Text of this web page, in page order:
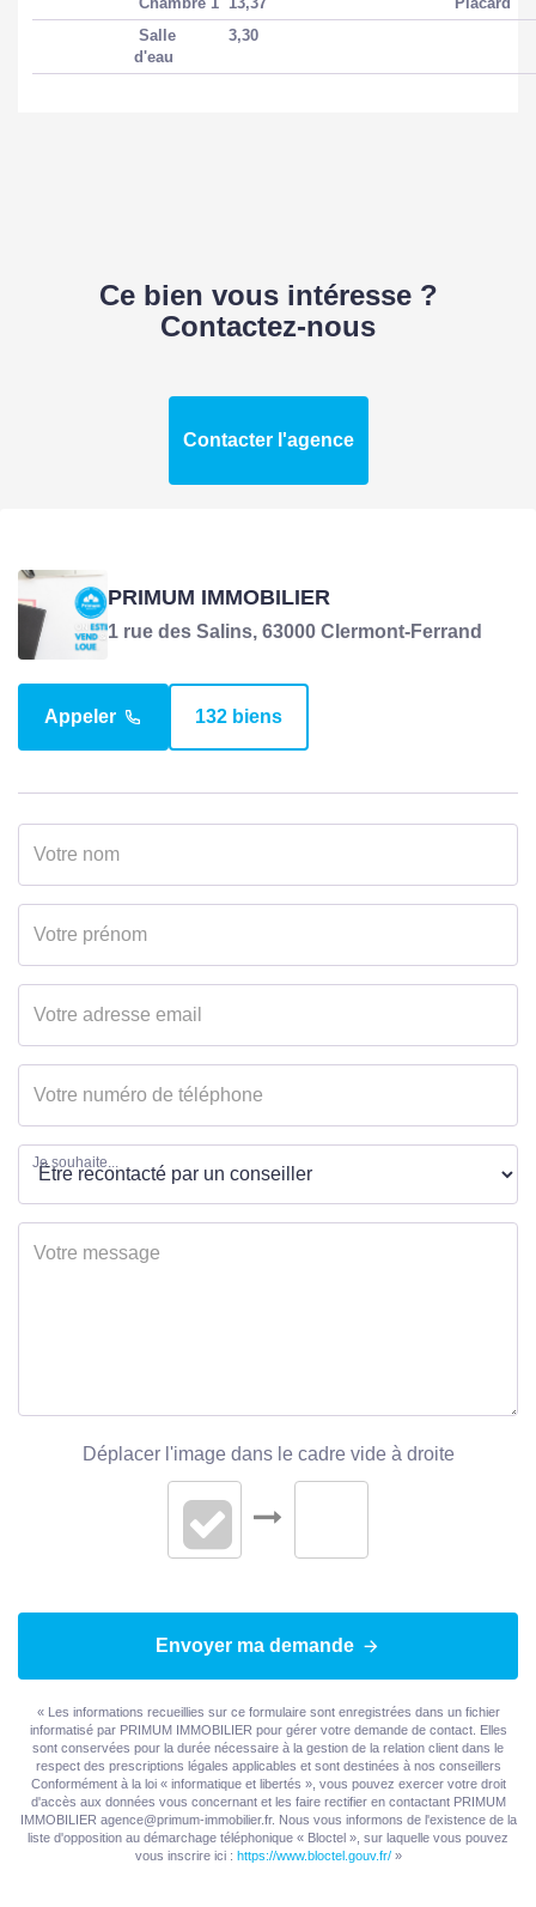
Salle
d'eau
3,30
Ce bien vous intéresse ?
Contactez-nous
Contacter l'agence
PRIMUM IMMOBILIER
1 rue des Salins, 63000 Clermont-Ferrand
Appeler 132 biens
Je souhaite...
Déplacer l'image dans le cadre vide à droite
Envoyer ma demande
« Les informations recueillies sur ce formulaire sont enregistrées dans un fichier
informatisé par PRIMUM IMMOBILIER pour gérer votre demande de contact. Elles
sont conservées pour la durée nécessaire à la gestion de la relation client dans le
respect des prescriptions légales applicables et sont destinées à nos conseillers
Conformément à la loi « informatique et libertés », vous pouvez exercer votre droit
d'accès aux données vous concernant et les faire rectifier en contactant PRIMUM
IMMOBILIER agence@primum-immobilier.fr. Nous vous informons de l'existence de la
liste d'opposition au démarchage téléphonique « Bloctel », sur laquelle vous pouvez
vous inscrire ici : https://www.bloctel.gouv.fr/»